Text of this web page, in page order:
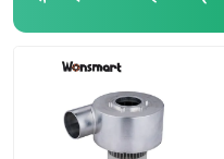
ইন্ডাস্ট্রিয়াল এয়ার ব্লাভার
মেডিকেল এয়ার ব্লোয়ার